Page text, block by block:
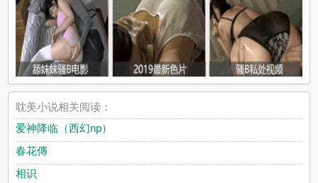
耽美小说相关阅读：
爱神降临（西幻np）
春花傳
相识